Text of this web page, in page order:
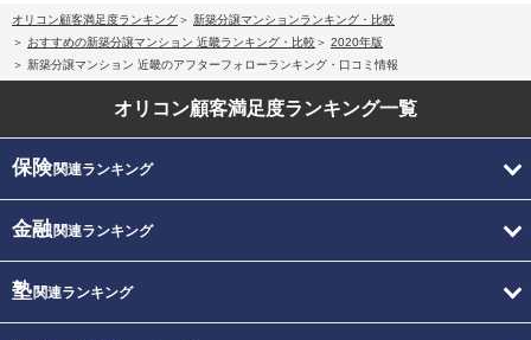
オリコン顧客満足度ランキング
新築分譲マンションランキング・比較
おすすめの新築分譲マンション 近畿ランキング・比較
2020年版
新築分譲マンション 近畿のアフターフォローランキング・口コミ情報
オリコン顧客満足度ランキング一覧
保険関連ランキング
金融関連ランキング
塾関連ランキング